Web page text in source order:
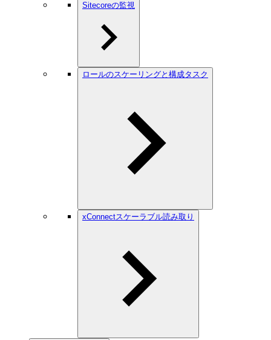
Sitecoreの監視
ロールのスケーリングと構成タスク
xConnectスケーラブル読み取り